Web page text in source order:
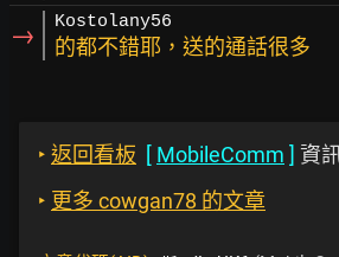
→ Kostolany56
的都不錯耶，送的通話很多
‣ 返回看板 [ MobileComm ] 資
‣ 更多 cowgan78 的文章